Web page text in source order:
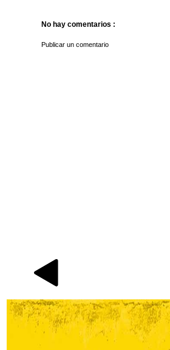
No hay comentarios :
Publicar un comentario